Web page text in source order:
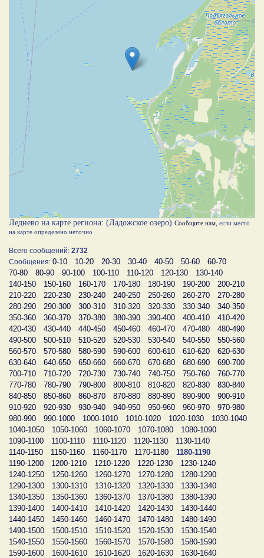
Леднево на карте региона: (Ладожское озеро) Сообщите нам , если место
на карте определено неточно
Всего сообщений: 2732
Сообщения: 0-10 10-20 20-30 30-40 40-50 50-60
60-70
70-80
80-90 90-100 100-110 110-120 120-130
130-140
140-150
150-160 160-170 170-180 180-190 190-200
200-210
210-220
220-230 230-240 240-250 250-260 260-270
270-280
280-290
290-300 300-310 310-320 320-330 330-340
340-350
350-360
360-370 370-380 380-390 390-400 400-410
410-420
420-430
430-440 440-450 450-460 460-470 470-480
480-490
490-500
500-510 510-520 520-530 530-540 540-550
550-560
560-570
570-580 580-590 590-600 600-610 610-620
620-630
630-640
640-650 650-660 660-670 670-680 680-690
690-700
700-710
710-720 720-730 730-740 740-750 750-760
760-770
770-780
780-790 790-800 800-810 810-820 820-830
830-840
840-850
850-860 860-870 870-880 880-890 890-900
900-910
910-920
920-930 930-940 940-950 950-960 960-970
970-980
980-990
990-1000 1000-1010 1010-1020 1020-1030
1030-1040
1040-1050
1050-1060 1060-1070 1070-1080
1080-1090
1090-1100
1100-1110 1110-1120 1120-1130
1130-1140
1140-1150
1150-1160 1160-1170 1170-1180
1180-1190
1190-1200
1200-1210 1210-1220 1220-1230
1230-1240
1240-1250
1250-1260 1260-1270 1270-1280
1280-1290
1290-1300
1300-1310 1310-1320 1320-1330
1330-1340
1340-1350
1350-1360 1360-1370 1370-1380
1380-1390
1390-1400
1400-1410 1410-1420 1420-1430
1430-1440
1440-1450
1450-1460 1460-1470 1470-1480
1480-1490
1490-1500
1500-1510 1510-1520 1520-1530
1530-1540
1540-1550
1550-1560 1560-1570 1570-1580
1580-1590
1590-1600
1600-1610 1610-1620 1620-1630
1630-1640